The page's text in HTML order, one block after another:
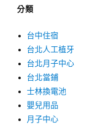
分類
台中住宿
台北人工植牙
台北月子中心
台北當鋪
士林換電池
嬰兒用品
月子中心